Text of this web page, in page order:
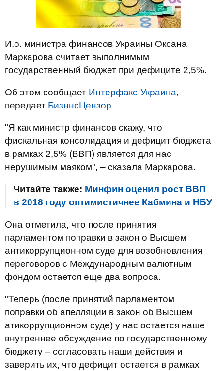
И.о. министра финансов Украины Оксана
Маркарова считает выполнимым
государственный бюджет при дефиците 2,5%.
Об этом сообщает Интерфакс-Украина,
передает БизннсЦензор.
"Я как министр финансов скажу, что
фискальная консолидация и дефицит бюджета
в рамках 2,5% (ВВП) является для нас
нерушимым маяком", – сказала Маркарова.
Читайте также: Минфин оценил рост ВВП
в 2018 году оптимистичнее Кабмина и НБУ
Она отметила, что после принятия
парламентом поправки в закон о Высшем
антикоррупционном суде для возобновления
переговоров с Международным валютным
фондом остается еще два вопроса.
"Теперь (после принятий парламентом
поправки об апелляции в закон об Высшем
атикоррупционном суде) у нас остается наше
внутреннее обсуждение по государственному
бюджету – согласовать наши действия и
заверить их, что дефицит остается в рамках